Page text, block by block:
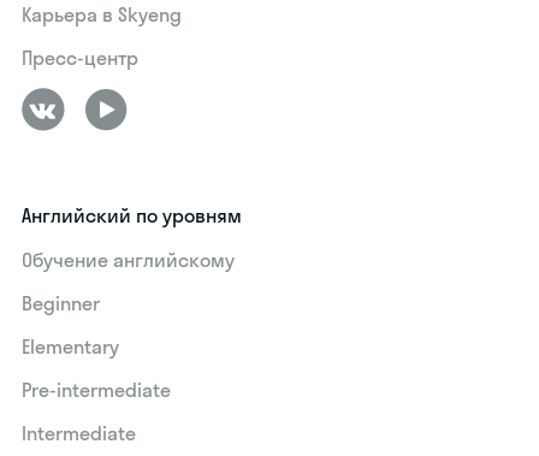
Карьера в Skyeng
Пресс-центр
Английский по уровням
Обучение английскому
Beginner
Elementary
Pre-intermediate
Intermediate